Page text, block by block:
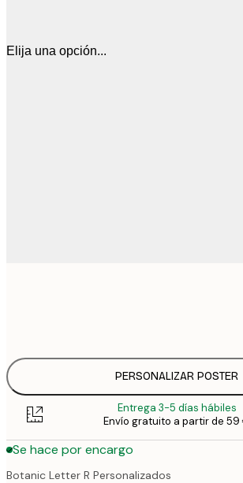
Elija una opción...
PERSONALIZAR POSTER
Entrega 3-5 días hábiles
Envío gratuito a partir de 59
Se hace por encargo
Botanic Letter R Personalizados